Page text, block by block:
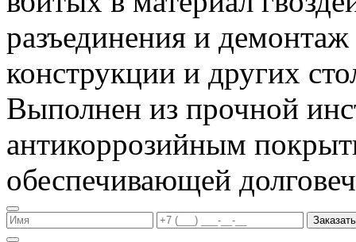
разъединения и
конструкции и других
Выполнен из прочной
антикоррозийным
обеспечивающей
Заказать